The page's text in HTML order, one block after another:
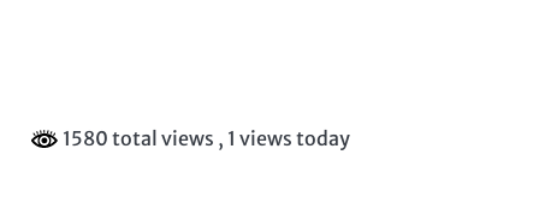
1580 total views , 1 views today